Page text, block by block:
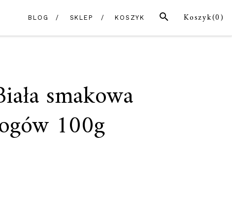
Koszyk(0)
SZUKAJ
BLOG SKLEP KOSZYK
smakowa
100g